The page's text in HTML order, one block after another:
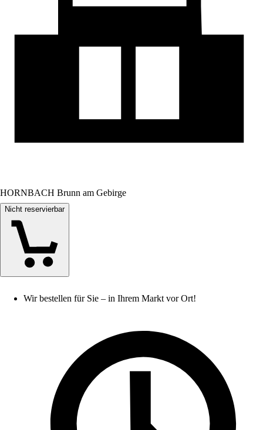
HORNBACH Brunn am Gebirge
Nicht reservierbar
Wir bestellen für Sie – in Ihrem Markt vor Ort!